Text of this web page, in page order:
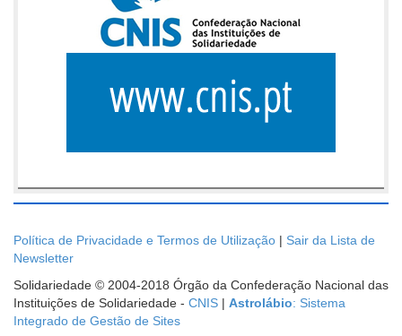
Política de Privacidade e Termos de Utilização | Sair da Lista de
Newsletter
Solidariedade © 2004-2018 Órgão da Confederação Nacional das
Instituições de Solidariedade - CNIS | Astrolábio: Sistema
Integrado de Gestão de Sites